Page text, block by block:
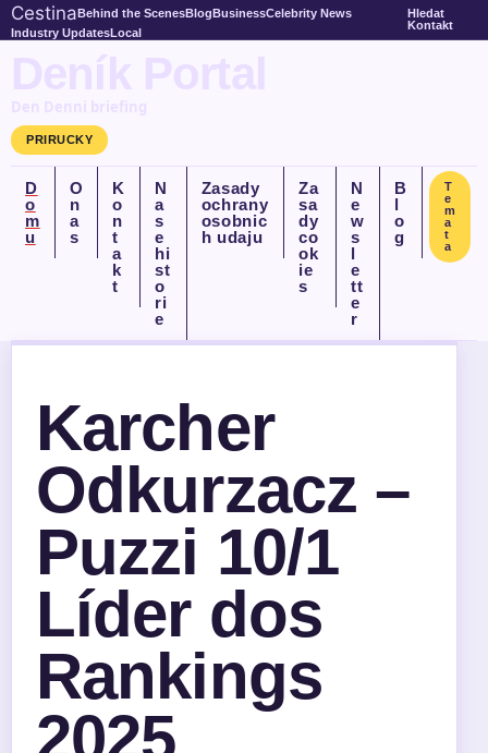
CestinaBehind the ScenesBlogBusinessCelebrity News
Industry UpdatesLocal
Hledat
Kontakt
Deník Portal
Den Denni briefing
PRIRUCKY
D
o
m
u
O
n
a
s
K
o
n
t
a
k
t
N
a
s
e
hi
st
o
ri
e
Zasady
ochrany
osobnic
h udaju
Za
sa
dy
co
ok
ie
s
N
e
w
s
l
e
tt
e
r
B
l
o
g
T
e
m
a
t
a
Karcher
Odkurzacz –
Puzzi 10/1
Líder dos
Rankings
2025